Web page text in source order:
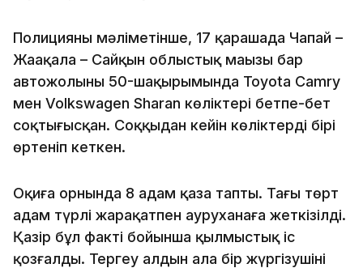
Полицияның мәліметінше, 17 қарашада Чапай –
Жаңақала – Сайқын облыстық маңызы бар
автожолының 50-шақырымында Toyota Camry
мен Volkswagen Sharan көліктері бетпе-бет
соқтығысқан. Соққыдан кейін көліктердің бірі
өртеніп кеткен.
Оқиға орнында 8 адам қаза тапты. Тағы төрт
адам түрлі жарақатпен ауруханаға жеткізілді.
Қазір бұл факті бойынша қылмыстық іс
қозғалды. Тергеу алдын ала бір жүргізушінің